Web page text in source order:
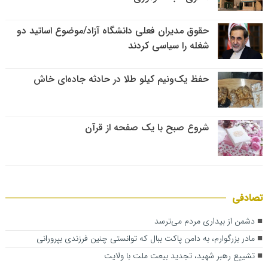
حقوق مدیران فعلی دانشگاه آزاد/موضوع اساتید دو
شغله را سیاسی کردند
حفظ یک‌ونیم کیلو طلا در حادثه جاده‌ای خاش
شروع صبح با یک صفحه از قرآن
تصادفی
دشمن از بیداری مردم می‌ترسد
مادر بزرگوارم، به دامن پاکت ببال که توانستی چنین فرزندی بپرورانی
تشییع رهبر شهید، تجدید بیعت ملت با ولایت